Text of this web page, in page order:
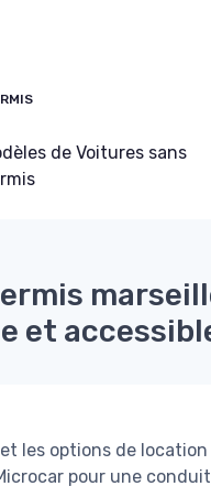
de Voitures sans
et
les options de
pour une